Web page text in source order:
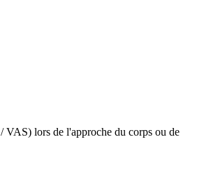
VAS) lors de l'approche du corps ou de